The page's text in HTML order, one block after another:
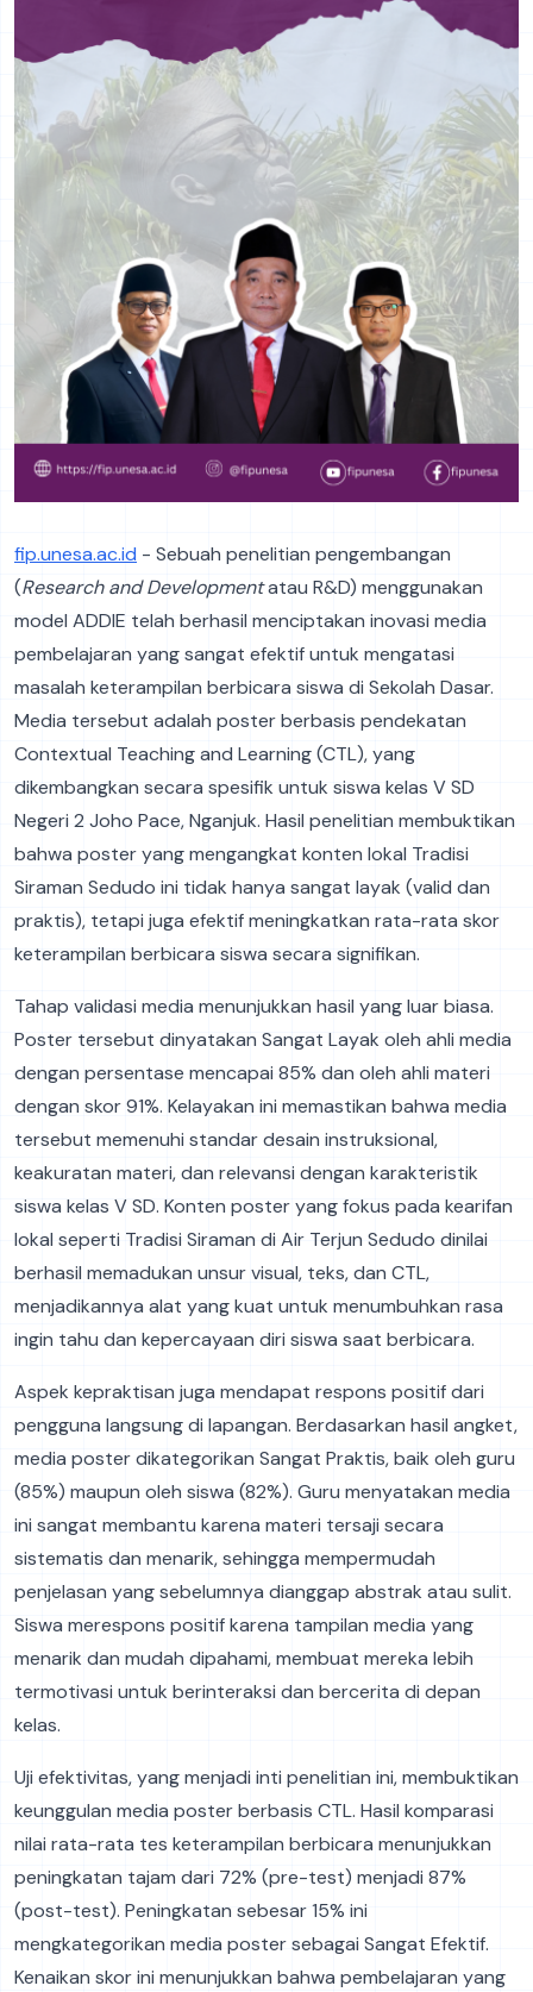
fip.unesa.ac.id - Sebuah penelitian pengembangan
(Research and Developmentatau R&D) menggunakan
model ADDIE telah berhasil menciptakan inovasi media
pembelajaran yang sangat efektif untuk mengatasi
masalah keterampilan berbicara siswa di Sekolah Dasar.
Media tersebut adalah poster berbasis pendekatan
Contextual Teaching and Learning (CTL), yang
dikembangkan secara spesifik untuk siswa kelas V SD
Negeri 2 Joho Pace, Nganjuk. Hasil penelitian membuktikan
bahwa poster yang mengangkat konten lokal Tradisi
Siraman Sedudo ini tidak hanya sangat layak (valid dan
praktis), tetapi juga efektif meningkatkan rata-rata skor
keterampilan berbicara siswa secara signifikan.
Tahap validasi media menunjukkan hasil yang luar biasa.
Poster tersebut dinyatakan Sangat Layak oleh ahli media
dengan persentase mencapai 85% dan oleh ahli materi
dengan skor 91%. Kelayakan ini memastikan bahwa media
tersebut memenuhi standar desain instruksional,
keakuratan materi, dan relevansi dengan karakteristik
siswa kelas V SD. Konten poster yang fokus pada kearifan
lokal seperti Tradisi Siraman di Air Terjun Sedudo dinilai
berhasil memadukan unsur visual, teks, dan CTL,
menjadikannya alat yang kuat untuk menumbuhkan rasa
ingin tahu dan kepercayaan diri siswa saat berbicara.
Aspek kepraktisan juga mendapat respons positif dari
pengguna langsung di lapangan. Berdasarkan hasil angket,
media poster dikategorikan Sangat Praktis, baik oleh guru
(85%) maupun oleh siswa (82%). Guru menyatakan media
ini sangat membantu karena materi tersaji secara
sistematis dan menarik, sehingga mempermudah
penjelasan yang sebelumnya dianggap abstrak atau sulit.
Siswa merespons positif karena tampilan media yang
menarik dan mudah dipahami, membuat mereka lebih
termotivasi untuk berinteraksi dan bercerita di depan
kelas.
Uji efektivitas, yang menjadi inti penelitian ini, membuktikan
keunggulan media poster berbasis CTL. Hasil komparasi
nilai rata-rata tes keterampilan berbicara menunjukkan
peningkatan tajam dari 72% (pre-test) menjadi 87%
(post-test). Peningkatan sebesar 15% ini
mengkategorikan media poster sebagai Sangat Efektif.
Kenaikan skor ini menunjukkan bahwa pembelajaran yang